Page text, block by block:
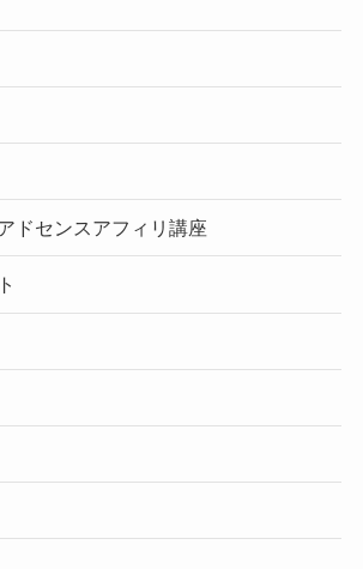
ドセンスアフィリ講座